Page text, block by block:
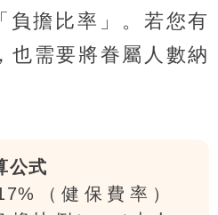
負擔比率」。若您有
也需要將眷屬人數納
公式
（健保費率）